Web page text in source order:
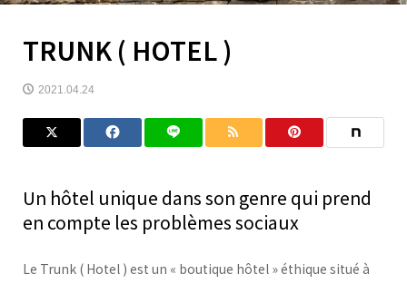
TRUNK ( HOTEL )
2021.04.24
Un hôtel unique dans son genre qui prend
en compte les problèmes sociaux
Le Trunk ( Hotel ) est un « boutique hôtel » éthique situé à